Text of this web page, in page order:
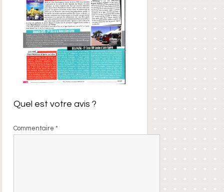
Quel est votre avis ?
Commentaire*